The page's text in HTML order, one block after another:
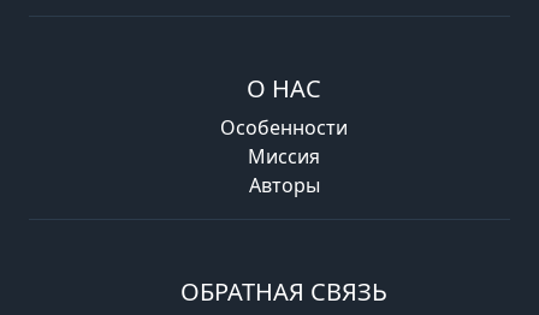
О НАС
Особенности
Миссия
Авторы
ОБРАТНАЯ СВЯЗЬ